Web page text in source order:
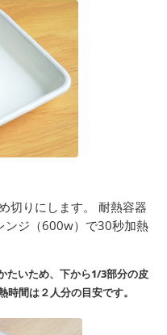
切りにします。 耐熱容器
ンジ（600w）で30秒加熱
たいため、下から1/3部分の皮
間は２人分の目安です。